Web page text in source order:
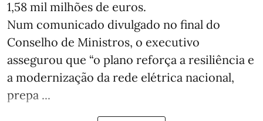
1,58 mil milhões de euros.
Num comunicado divulgado no final do
Conselho de Ministros, o executivo
assegurou que “o plano reforça a resiliência e
a modernização da rede elétrica nacional,
prepa ...